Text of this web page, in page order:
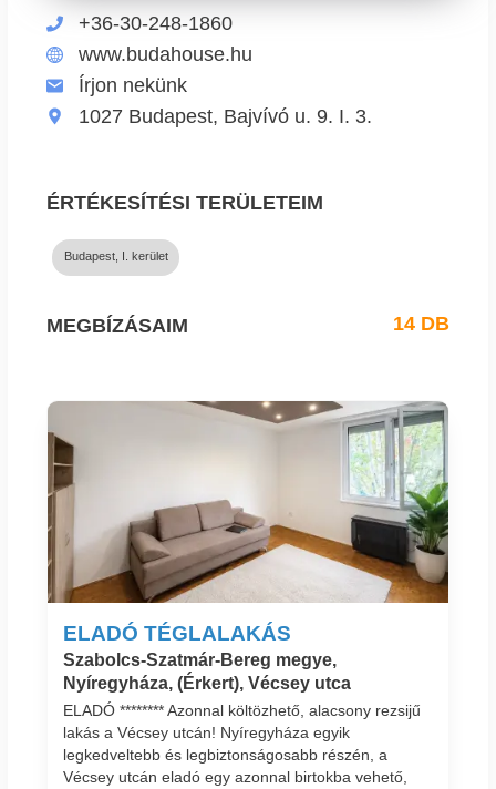
+36-30-248-1860
www.budahouse.hu
Írjon nekünk
1027 Budapest, Bajvívó u. 9. I. 3.
ÉRTÉKESÍTÉSI TERÜLETEIM
Budapest, I. kerület
MEGBÍZÁSAIM 14 DB
ELADÓ TÉGLALAKÁS
Szabolcs-Szatmár-Bereg megye,
Nyíregyháza, (Érkert), Vécsey utca
ELADÓ ******** Azonnal költözhető, alacsony rezsijű
lakás a Vécsey utcán! Nyíregyháza egyik
legkedveltebb és legbiztonságosabb részén, a
Vécsey utcán eladó egy azonnal birtokba vehető,